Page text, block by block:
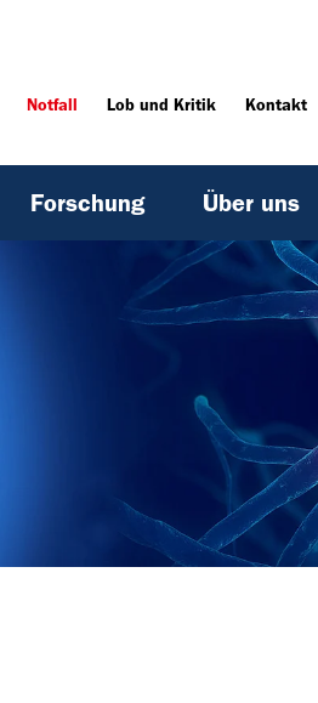
Notfall Lob und Kritik Kontakt
Forschung Über uns